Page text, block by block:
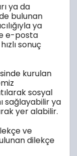
ya da
bulunan
ya
e-posta
sonuç
kurulan
sosyal
sağlayabilir ya
yer alabilir.
ve
dilekçe